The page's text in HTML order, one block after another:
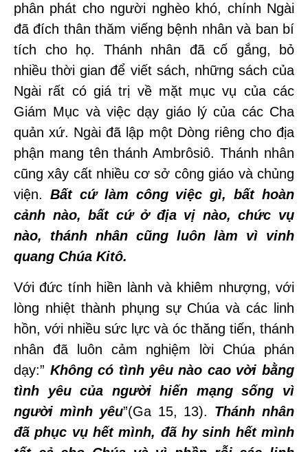
phân phát cho người nghèo khó, chính Ngài
đã đích thân thăm viếng bệnh nhân và ban bí
tích cho họ. Thánh nhân đã cố gắng, bỏ
nhiều thời gian để viết sách, những sách của
Ngài rất có giá trị về mặt mục vụ của các
Giám Mục và việc dạy giáo lý của các Cha
quản xứ. Ngài đã lập một Dòng riêng cho địa
phận mang tên thánh Ambrôsiô. Thánh nhân
cũng xây cất nhiều cơ sở công giáo và chủng
viện. Bất cứ làm công việc gì, bất hoàn
cảnh nào, bất cứ ở địa vị nào, chức vụ
nào, thánh nhân cũng luôn làm vì vinh
quang Chúa Kitô.
Với đức tính hiền lành và khiêm nhượng, với
lòng nhiệt thành phụng sự Chúa và các linh
hồn, với nhiều sức lực và óc thăng tiến, thánh
nhân đã luôn cảm nghiệm lời Chúa phán
dạy:” Không có tình yêu nào cao vời bằng
tình yêu của người hiến mạng sống vì
người mình yêu”(Ga 15, 13). Thánh nhân
đã phục vụ hết mình, đã hy sinh hết mình